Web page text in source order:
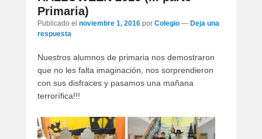
artículos
Primaria)
Publicado el noviembre 1, 2016 por Colegio — Deja una
respuesta
Nuestros alumnos de primaria nos demostraron
que no les falta imaginación, nos sorprendieron
con sus disfraces y pasamos una mañana
terrorífica!!!